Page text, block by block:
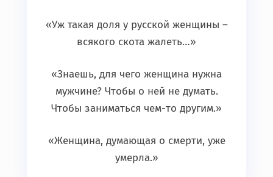
«Уж такая доля у русской женщины –
всякого скота жалеть…»
«Знаешь, для чего женщина нужна
мужчине? Чтобы о ней не думать.
Чтобы заниматься чем-то другим.»
«Женщина, думающая о смерти, уже
умерла.»